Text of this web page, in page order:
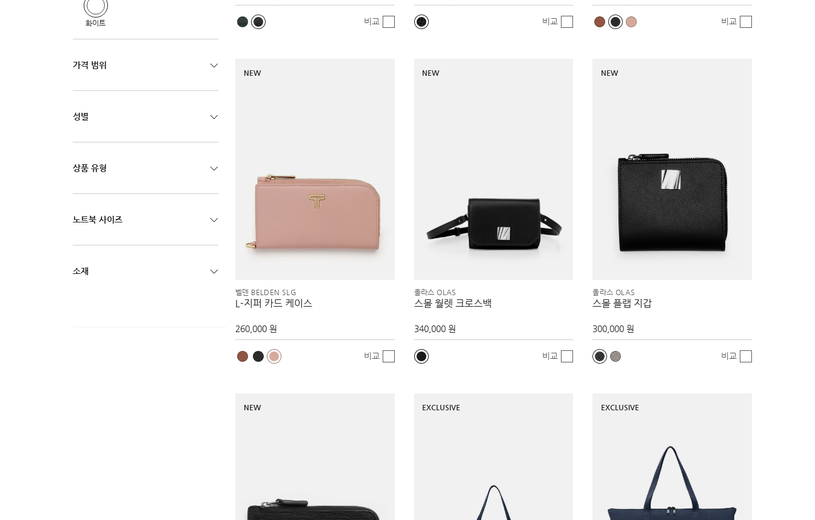
화이트
가격 범위
성별
상품 유형
노트북 사이즈
소재
비교 비교 비교
NEW
벨덴 BELDEN SLG
L-지퍼 카드 케이스
260,000 원
비교
NEW
올라스 OLAS
스몰 월렛 크로스백
340,000 원
비교
NEW
올라스 OLAS
스몰 플랩 지갑
300,000 원
비교
NEW EXCLUSIVE EXCLUSIVE